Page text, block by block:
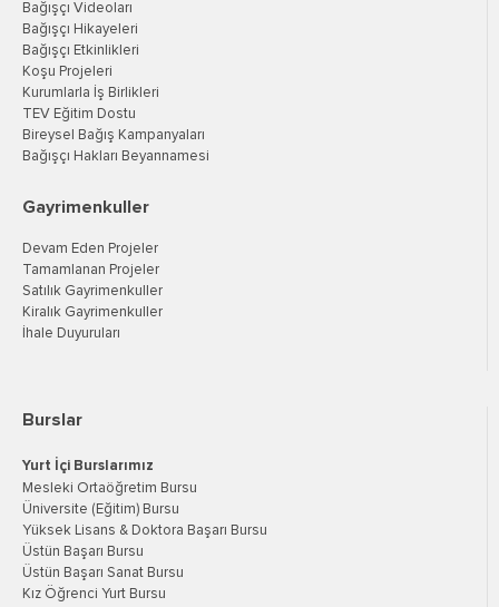
Bağışçı Videoları
Bağışçı Hikayeleri
Bağışçı Etkinlikleri
Koşu Projeleri
Kurumlarla İş Birlikleri
TEV Eğitim Dostu
Bireysel Bağış Kampanyaları
Bağışçı Hakları Beyannamesi
Gayrimenkuller
Devam Eden Projeler
Tamamlanan Projeler
Satılık Gayrimenkuller
Kiralık Gayrimenkuller
İhale Duyuruları
Burslar
Yurt İçi Burslarımız
Mesleki Ortaöğretim Bursu
Üniversite (Eğitim) Bursu
Yüksek Lisans & Doktora Başarı Bursu
Üstün Başarı Bursu
Üstün Başarı Sanat Bursu
Kız Öğrenci Yurt Bursu